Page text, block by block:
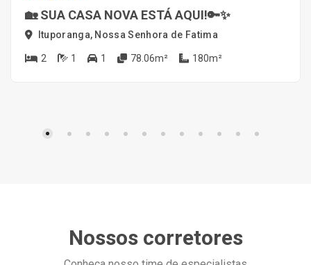
🏡 SUA CASA NOVA ESTÁ AQUI!🔑✨
Ituporanga, Nossa Senhora de Fatima
2 1 1 78.06m² 180m²
Nossos corretores